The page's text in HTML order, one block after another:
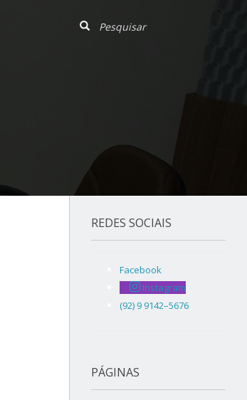
REDES SOCIAIS
Facebook
Instagram
(92) 9 9142–5676
PÁGINAS